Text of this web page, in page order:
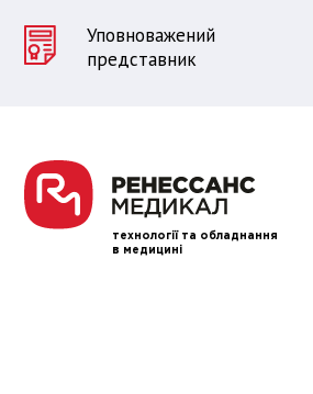
Уповноважений
представник
технології та обладнання
в медицині